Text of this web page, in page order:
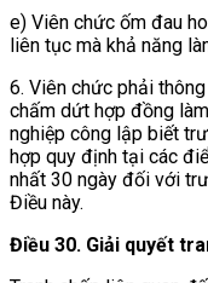
e) Viên chức ốm đau
liên tục mà khả năng
6. Viên chức phải
chấm dứt hợp đồng
nghiệp công lập biết
hợp quy định tại các
nhất 30 ngày đối với
Điều này.
Điều 30. Giải quyết